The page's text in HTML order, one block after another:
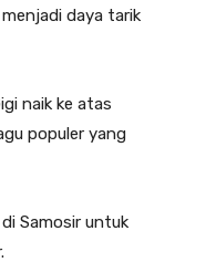
daya tarik
naik ke atas
populer yang
Samosir untuk